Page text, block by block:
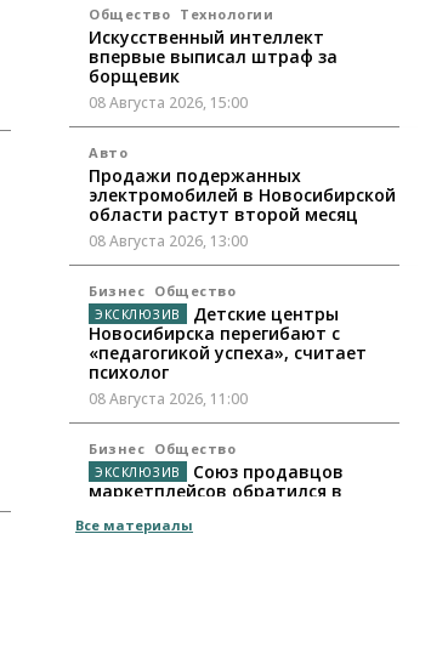
Общество Технологии
Искусственный интеллект
впервые выписал штраф за
борщевик
08 Августа 2026, 15:00
Авто
Продажи подержанных
электромобилей в Новосибирской
области растут второй месяц
08 Августа 2026, 13:00
Бизнес Общество
Детские центры
Новосибирска перегибают с
«педагогикой успеха», считает
психолог
08 Августа 2026, 11:00
Бизнес Общество
Союз продавцов
маркетплейсов обратился в
WB
Все материалы